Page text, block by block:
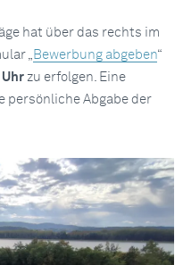
hat über das rechts im
„ Bewerbung abgeben“
zu erfolgen. Eine
persönliche Abgabe der